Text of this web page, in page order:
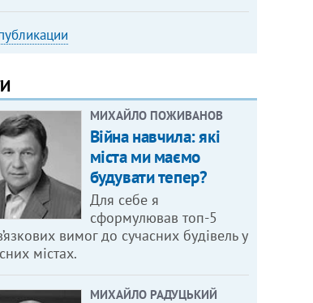
МИХАЙЛО ПОЖИВАНОВ
Війна навчила: які
міста ми маємо
будувати тепер?
Для себе я
сформулював топ-5
вимог до сучасних будівель у
містах.
МИХАЙЛО РАДУЦЬКИЙ